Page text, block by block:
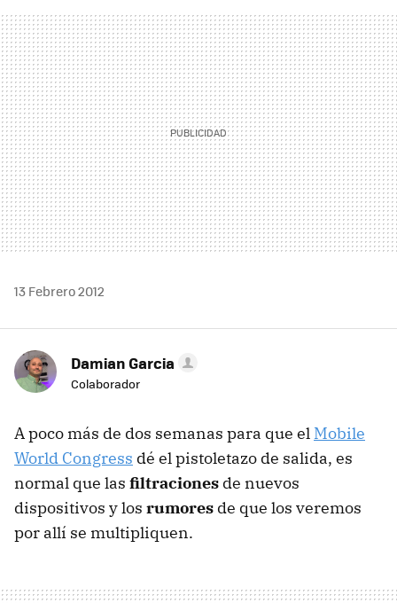
MAIL
13 Febrero 2012
Damian Garcia
Colaborador
A poco más de dos semanas para que el Mobile
World Congress dé el pistoletazo de salida, es
normal que las filtraciones de nuevos
dispositivos y los rumores de que los veremos
por allí se multipliquen.